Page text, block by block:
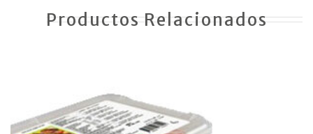
Productos Relacionados